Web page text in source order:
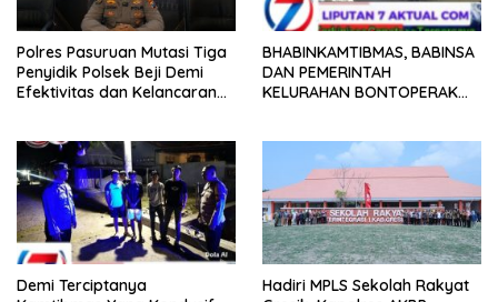
Polres Pasuruan Mutasi Tiga
Penyidik Polsek Beji Demi
Efektivitas dan Kelancaran
BHABINKAMTIBMAS, BABINSA
DAN PEMERINTAH
KELURAHAN BONTOPERAK
PROBLEM SOLVING
Demi Terciptanya
Hadiri MPLS Sekolah Rakyat